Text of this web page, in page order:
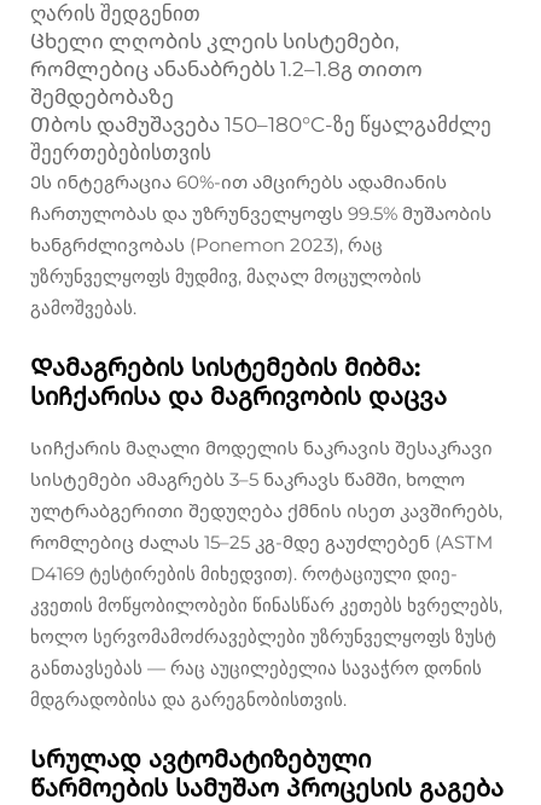
ღარის შედგენით
Ცხელი ლღობის კლეის სისტემები,
რომლებიც ანანაბრებს 1.2–1.8გ თითო
შემდებობაზე
Თბოს დამუშავება 150–180°C-ზე წყალგამძლე
შეერთებებისთვის
Ეს ინტეგრაცია 60%-ით ამცირებს ადამიანის
ჩართულობას და უზრუნველყოფს 99.5% მუშაობის
ხანგრძლივობას (Ponemon 2023), რაც
უზრუნველყოფს მუდმივ, მაღალ მოცულობის
გამოშვებას.
Დამაგრების სისტემების მიბმა:
სიჩქარისა და მაგრივობის დაცვა
Სიჩქარის მაღალი მოდელის ნაკრავის შესაკრავი
სისტემები ამაგრებს 3–5 ნაკრავს წამში, ხოლო
ულტრაბგერითი შედუღება ქმნის ისეთ კავშირებს,
რომლებიც ძალას 15–25 კგ-მდე გაუძლებენ (ASTM
D4169 ტესტირების მიხედვით). როტაციული დიე-
კვეთის მოწყობილობები წინასწარ კეთებს ხვრელებს,
ხოლო სერვომამოძრავებლები უზრუნველყოფს ზუსტ
განთავსებას — რაც აუცილებელია სავაჭრო დონის
მდგრადობისა და გარეგნობისთვის.
Სრულად ავტომატიზებული
წარმოების სამუშაო პროცესის გაგება